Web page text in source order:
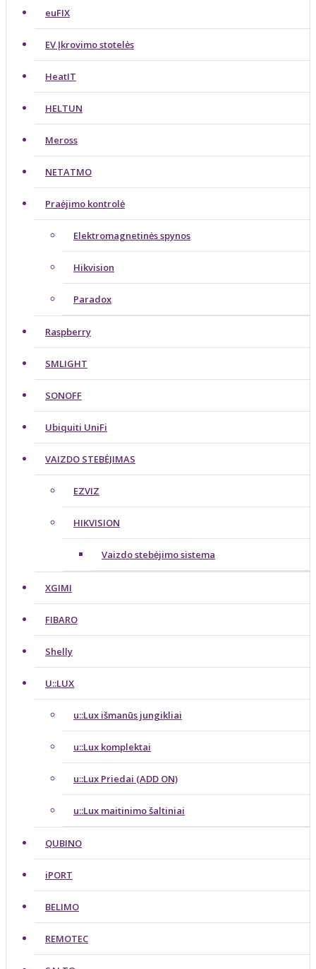
euFIX
EV Įkrovimo stotelės
HeatIT
HELTUN
Meross
NETATMO
Praėjimo kontrolė
Elektromagnetinės spynos
Hikvision
Paradox
Raspberry
SMLIGHT
SONOFF
Ubiquiti UniFi
VAIZDO STEBĖJIMAS
EZVIZ
HIKVISION
Vaizdo stebėjimo sistema
XGIMI
FIBARO
Shelly
U::LUX
u::Lux išmanūs jungikliai
u::Lux komplektai
u::Lux Priedai (ADD ON)
u::Lux maitinimo šaltiniai
QUBINO
iPORT
BELIMO
REMOTEC